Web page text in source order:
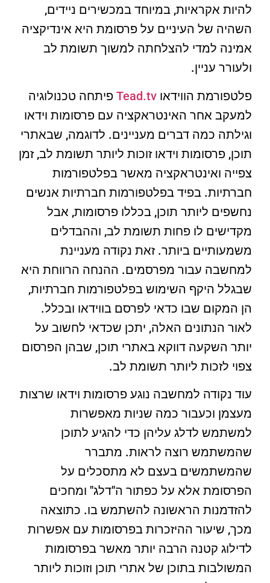
להיות אקראיות, במיוחד במכשירים ניידים,
השהיה של העיניים על פרסומת היא אינדיקציה
אמינה למדי להצלחתה למשוך תשומת לב
ולעורר עניין.
פלטפורמת הווידאו Tead.tv פיתחה טכנולוגיה
למעקב אחר האינטראקציה עם פרסומות וידאו
וגילתה כמה דברים מעניינים. לדוגמה, שבאתרי
תוכן, פרסומות וידאו זוכות ליותר תשומת לב, זמן
צפייה ואינטראקציה מאשר בפלטפורמות
חברתיות. בפיד בפלטפורמות חברתיות אנשים
נחשפים ליותר תוכן, בכללו פרסומות, אבל
מקדישים לו פחות תשומת לב, וההבדלים
משמעותיים ביותר. זאת נקודה מעניינת
למחשבה עבור מפרסמים. ההנחה הרווחת היא
שבגלל היקף השימוש בפלטפורמות חברתיות,
הן המקום שבו כדאי לפרסם בווידאו ובכלל.
לאור הנתונים האלה, יתכן שכדאי לחשוב על
יותר השקעה דווקא באתרי תוכן, שבהן הפרסום
צפוי לזכות ליותר תשומת לב.
עוד נקודה למחשבה נוגע פרסומות וידאו שרצות
מעצמן וכעבור כמה שניות מאפשרות
למשתמש לדלג עליהן כדי להגיע לתוכן
שהמשתמש רוצה לראות. מתברר
שהמשתמשים בעצם לא מתסכלים על
הפרסומת אלא על כפתור ה"דלג" ומחכים
להזדמנות הראשונה להשתמש בו. כתוצאה
מכך, שיעור ההיזכרות בפרסומות עם אפשרות
לדילוג קטנה הרבה יותר מאשר בפרסומות
המשולבות בתוכן של אתרי תוכן וזוכות ליותר